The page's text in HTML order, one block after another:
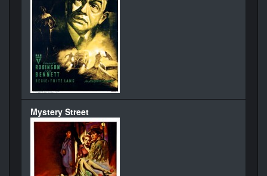
Mystery Street